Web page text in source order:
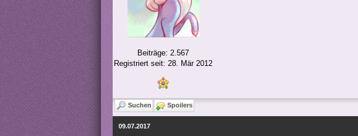
Beiträge: 2.567
Registriert seit: 28. Mär 2012
Suchen Spoilers
09.07.2017